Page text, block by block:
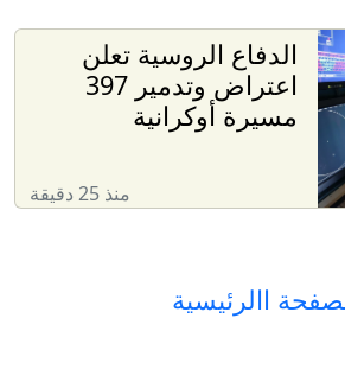
الدفاع الروسية تعلن
اعتراض وتدمير 397
مسيرة أوكرانية
منذ 25 دقيقة
االرئيسية